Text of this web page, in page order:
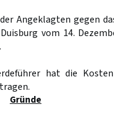
Angeklagten gegen
vom 14.
hat die
Gründe